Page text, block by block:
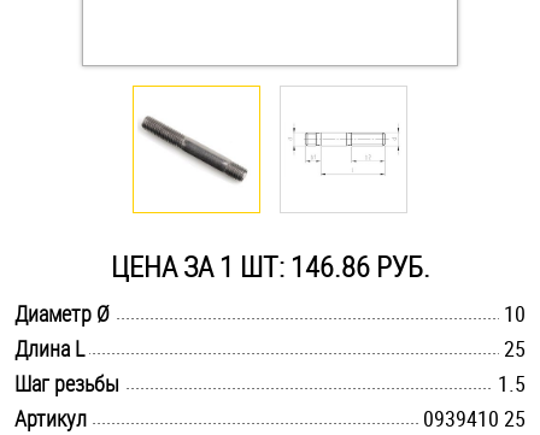
Оснастка и аксессуары для яхт
Стопорные кольца
Такелаж
ЦЕНА ЗА 1 ШТ: 146.86 РУБ.
Диаметр Ø
10
Длина L
25
Шаг резьбы
1.5
Артикул
0939410 25